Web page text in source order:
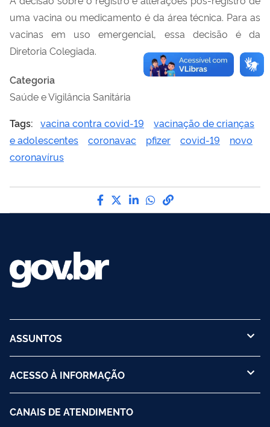
uma vacina ou medicamento é da área técnica. Para as
vacinas em uso emergencial, essa decisão é da
Diretoria Colegiada.
Categoria
Saúde e Vigilância Sanitária
Tags: vacina contra covid-19
vacinação de crianças
e adolescentes
coronavac pfizer covid-19
novo
coronavírus
Compartilhe por Facebook
Compartilhe por Twitter
Compartilhe por
Compartilhe por
link para Copiar
ASSUNTOS
ACESSO À INFORMAÇÃO
CANAIS DE ATENDIMENTO